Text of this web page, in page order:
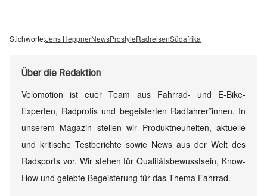
Stichworte:Jens HeppnerNewsProstyleRadreisenSüdafrika
Überdie Redaktion
Velomotion ist euer Team aus Fahrrad- und E-Bike-
Experten, Radprofis und begeisterten Radfahrer*innen. In
unserem Magazin stellen wir Produktneuheiten, aktuelle
und kritische Testberichte sowie News aus der Welt des
Radsports vor. Wir stehen für Qualitätsbewusstsein, Know-
How und gelebte Begeisterung für das Thema Fahrrad.